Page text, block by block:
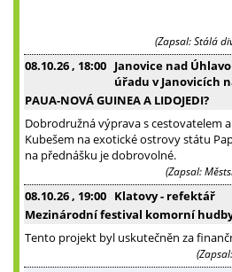
(Zapsal: Stálá
08.10.26 , 18:00 Janovice nad
úřadu v Janovicích
PAUA-NOVÁ GUINEA A LIDOJEDI?
Dobrodružná výprava s cestovatelem
Kubešem na exotické ostrovy státu
na přednášku je dobrovolné.
(Zapsal:
08.10.26 , 19:00 Klatovy - refektář
Mezinárodní festival komorní hudby
Tento projekt byl uskutečněn za